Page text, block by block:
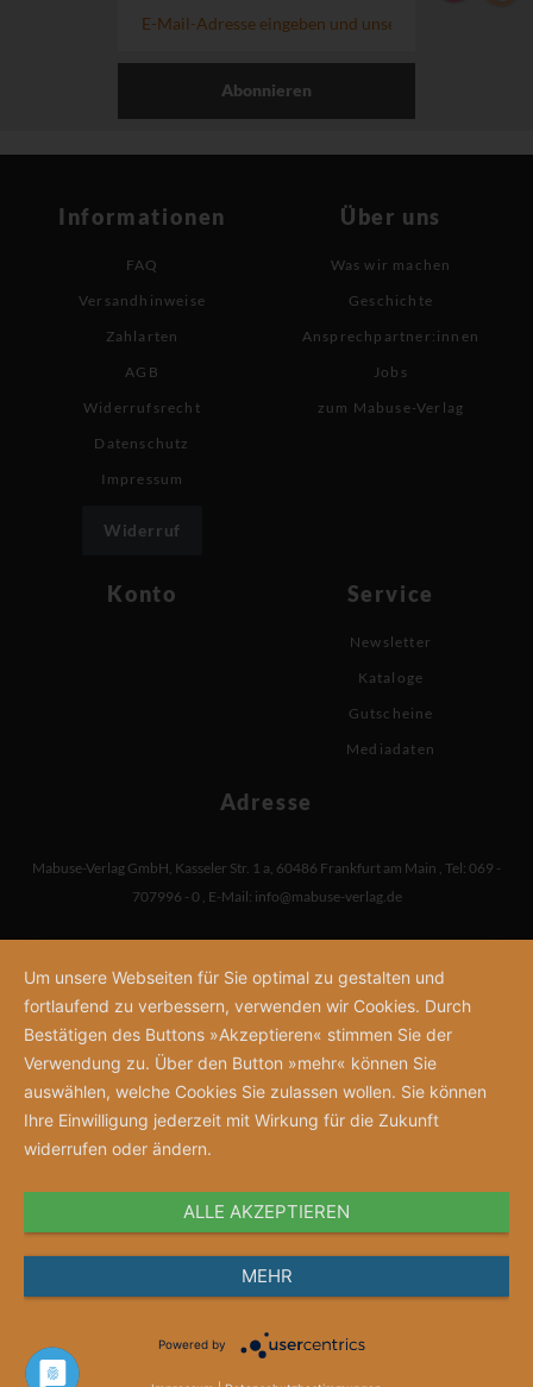
Abonnieren
Informationen
FAQ
Versandhinweise
Zahlarten
AGB
Widerrufsrecht
Datenschutz
Impressum
Widerruf
Über uns
Was wir machen
Geschichte
Ansprechpartner:innen
Jobs
zum Mabuse-Verlag
Konto Service
Newsletter
Kataloge
Gutscheine
Mediadaten
Adresse
Mabuse-Verlag GmbH, Kasseler Str. 1 a, 60486 Frankfurt am Main , Tel: 069 -
707996 - 0 , E-Mail: info@mabuse-verlag.de
Um unsere Webseiten für Sie optimal zu gestalten und
fortlaufend zu verbessern, verwenden wir Cookies. Durch
Bestätigen des Buttons »Akzeptieren« stimmen Sie der
Verwendung zu. Über den Button »mehr« können Sie
auswählen, welche Cookies Sie zulassen wollen. Sie können
Ihre Einwilligung jederzeit mit Wirkung für die Zukunft
widerrufen oder ändern.
ALLE AKZEPTIEREN
MEHR
Powered by